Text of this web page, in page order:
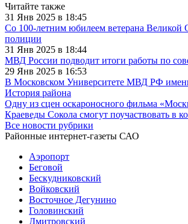
Читайте также
31 Янв 2025 в 18:45
Со 100-летним юбилеем ветерана Великой
полиции
31 Янв 2025 в 18:44
МВД России подводит итоги работы по
29 Янв 2025 в 16:53
В Московском Университете МВД РФ
История района
Одну из сцен оскароносного фильма
Краеведы Сокола смогут поучаствовать в
Все новости рубрики
Районные интернет-газеты САО
Аэропорт
Беговой
Бескудниковский
Войковский
Восточное Дегунино
Головинский
Дмитровский